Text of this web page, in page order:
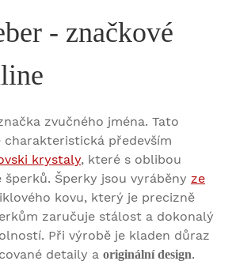
- značkové
zvučného jména. Tato
charakteristická především
krystaly, které s oblibou
Šperky jsou vyráběny ze
kovu, který je precizně
zaručuje stálost a dokonalý
Při výrobě je kladen důraz
detaily a originální design.